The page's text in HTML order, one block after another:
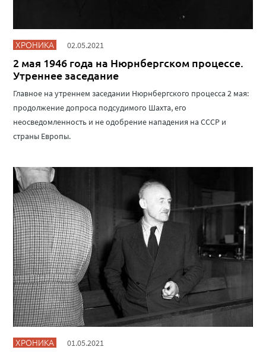
ХРОНИКА 02.05.2021
2 мая 1946 года на Нюрнбергском процессе.
Утреннее заседание
Главное на утреннем заседании Нюрнбергского процесса 2 мая:
продолжение допроса подсудимого Шахта, его
неосведомленность и не одобрение нападения на СССР и
страны Европы.
ХРОНИКА 01.05.2021